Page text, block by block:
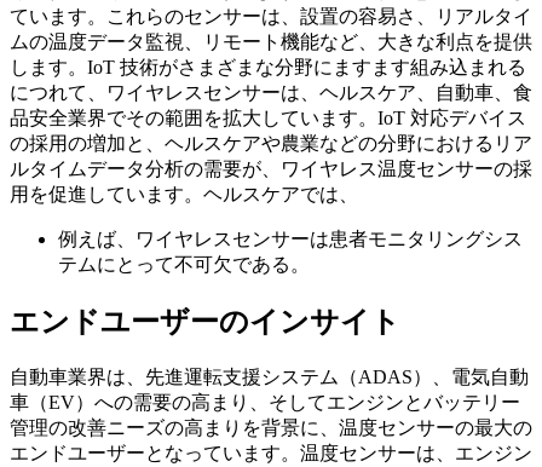
ています。これらのセンサーは、設置の容易さ、リアルタイ
ムの温度データ監視、リモート機能など、大きな利点を提供
します。IoT 技術がさまざまな分野にますます組み込まれる
につれて、ワイヤレスセンサーは、ヘルスケア、自動車、食
品安全業界でその範囲を拡大しています。IoT 対応デバイス
の採用の増加と、ヘルスケアや農業などの分野におけるリア
ルタイムデータ分析の需要が、ワイヤレス温度センサーの採
用を促進しています。ヘルスケアでは、
例えば、ワイヤレスセンサーは患者モニタリングシス
テムにとって不可欠である。
エンドユーザーのインサイト
自動車業界は、先進運転支援システム（ADAS）、電気自動
車（EV）への需要の高まり、そしてエンジンとバッテリー
管理の改善ニーズの高まりを背景に、温度センサーの最大の
エンドユーザーとなっています。温度センサーは、エンジン